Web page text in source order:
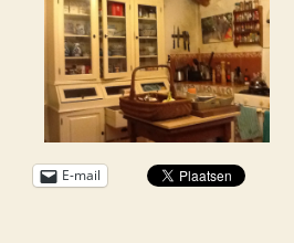
E-mail